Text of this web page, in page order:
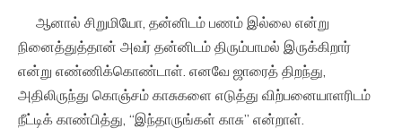
ஆனால் சிறுமியோ, தன்னிடம் பணம் இல்லை என்று
நினைத்துத்தான் அவர் தன்னிடம் திரும்பாமல் இருக்கிறார்
என்று எண்ணிக்கொண்டாள். எனவே ஜாரைத் திறந்து,
அதிலிருந்து கொஞ்சம் காசுகளை எடுத்து விற்பனையாளரிடம்
நீட்டிக் காண்பித்து, “இந்தாருங்கள் காசு” என்றாள்.